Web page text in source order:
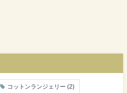
コットンランジェリー (2)